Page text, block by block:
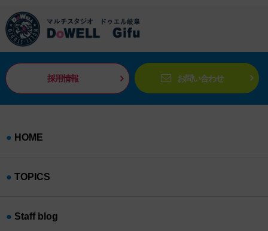
採用情報 お問い合わせ
HOME
TOPICS
Staff blog